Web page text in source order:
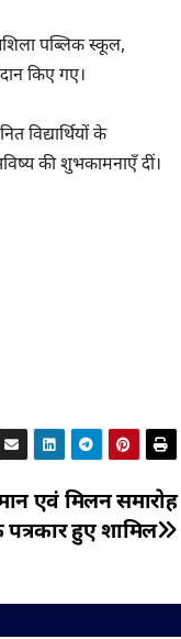
पब्लिक स्कूल,
किए गए।
विद्यार्थियों के
की शुभकामनाएँ दीं।
एवं मिलन समारोह
हुए शामिल